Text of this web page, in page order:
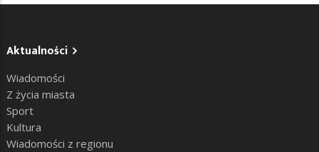
Aktualności
Wiadomości
Z życia miasta
Sport
Kultura
Wiadomości z regionu